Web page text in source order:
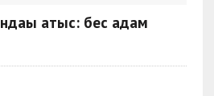
атыс: бес адам